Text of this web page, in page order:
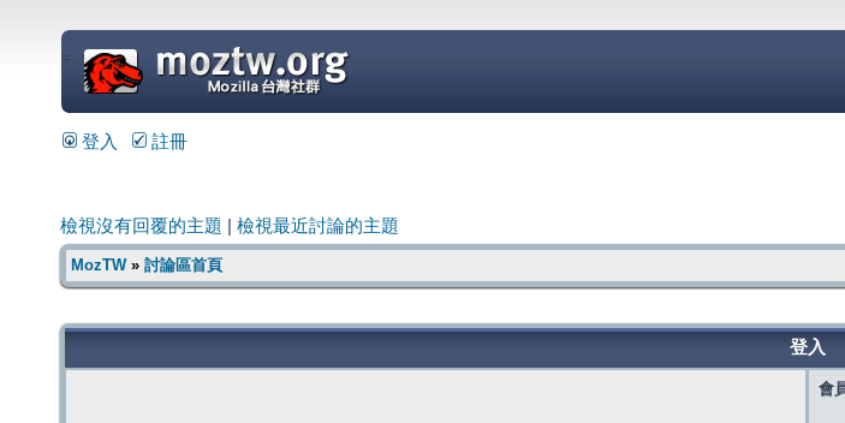
=
登入 註冊
檢視沒有回覆的主題 檢視最近討論的主題
MozTW» 討論區首頁
登入
會